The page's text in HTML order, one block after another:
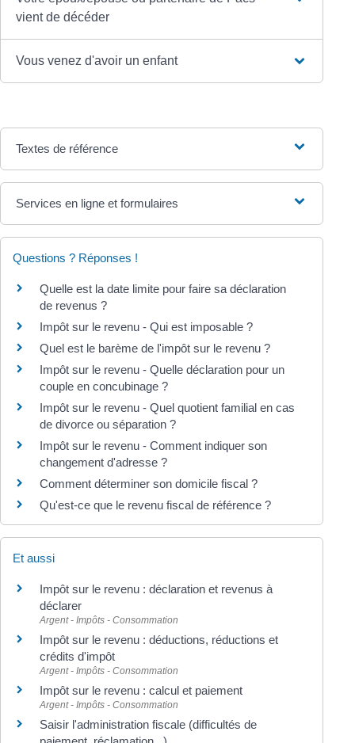
vient de décéder
Vous venez d'avoir un enfant
Textes de référence
Services en ligne et formulaires
Questions ? Réponses !
Quelle est la date limite pour faire sa déclaration
de revenus ?
Impôt sur le revenu - Qui est imposable ?
Quel est le barème de l'impôt sur le revenu ?
Impôt sur le revenu - Quelle déclaration pour un
couple en concubinage ?
Impôt sur le revenu - Quel quotient familial en cas
de divorce ou séparation ?
Impôt sur le revenu - Comment indiquer son
changement d'adresse ?
Comment déterminer son domicile fiscal ?
Qu'est-ce que le revenu fiscal de référence ?
Et aussi
Impôt sur le revenu : déclaration et revenus à
déclarer
Argent - Impôts - Consommation
Impôt sur le revenu : déductions, réductions et
crédits d'impôt
Argent - Impôts - Consommation
Impôt sur le revenu : calcul et paiement
Argent - Impôts - Consommation
Saisir l'administration fiscale (difficultés de